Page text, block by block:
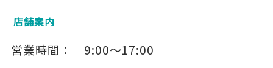
店舗案内
営業時間：
9:00～17:00